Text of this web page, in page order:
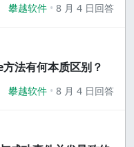
攀越软件 8 月 4 日回答
法有何本质区别？
攀越软件 8 月 4 日回答